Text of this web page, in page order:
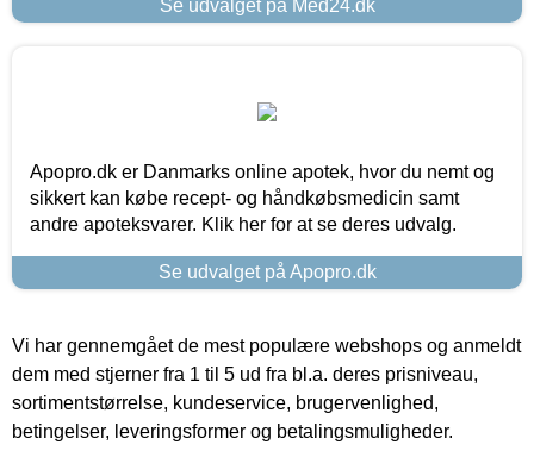
Se udvalget på Med24.dk
Apopro.dk er Danmarks online apotek, hvor du nemt og
sikkert kan købe recept- og håndkøbsmedicin samt
andre apoteksvarer. Klik her for at se deres udvalg.
Se udvalget på Apopro.dk
Vi har gennemgået de mest populære webshops og anmeldt
dem med stjerner fra 1 til 5 ud fra bl.a. deres prisniveau,
sortimentstørrelse, kundeservice, brugervenlighed,
betingelser, leveringsformer og betalingsmuligheder.